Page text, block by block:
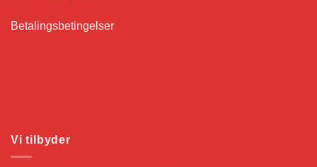
Betalingsbetingelser
Vi tilbyder